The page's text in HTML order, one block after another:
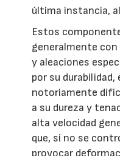
última instancia,
Estos
generalmente
y aleaciones
por su
notoriamente
a su dureza y
alta velocidad
que, si no se
provocar